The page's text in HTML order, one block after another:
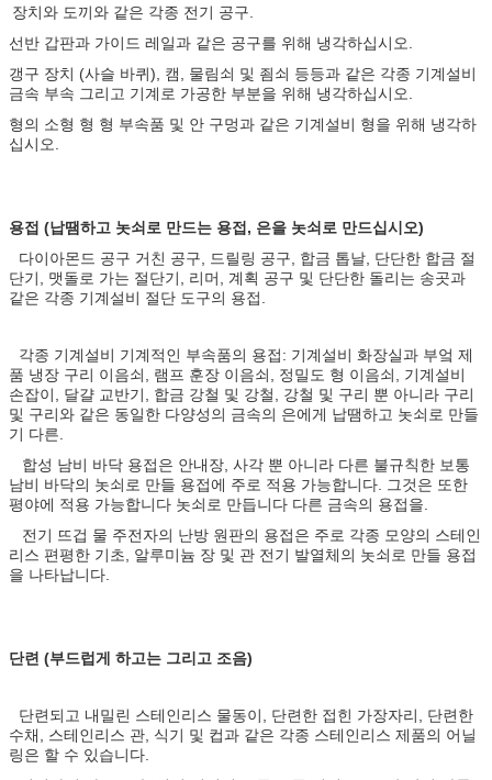
장치와 도끼와 같은 각종 전기 공구.
선반 갑판과 가이드 레일과 같은 공구를 위해 냉각하십시오.
갱구 장치 (사슬 바퀴), 캠, 물림쇠 및 죔쇠 등등과 같은 각종 기계설비
금속 부속 그리고 기계로 가공한 부분을 위해 냉각하십시오.
형의 소형 형 형 부속품 및 안 구멍과 같은 기계설비 형을 위해 냉각하
십시오.
용접 (납땜하고 놋쇠로 만드는 용접, 은을 놋쇠로 만드십시오)
다이아몬드 공구 거친 공구, 드릴링 공구, 합금 톱날, 단단한 합금 절
단기, 맷돌로 가는 절단기, 리머, 계획 공구 및 단단한 돌리는 송곳과
같은 각종 기계설비 절단 도구의 용접.
각종 기계설비 기계적인 부속품의 용접: 기계설비 화장실과 부엌 제
품 냉장 구리 이음쇠, 램프 훈장 이음쇠, 정밀도 형 이음쇠, 기계설비
손잡이, 달걀 교반기, 합금 강철 및 강철, 강철 및 구리 뿐 아니라 구리
및 구리와 같은 동일한 다양성의 금속의 은에게 납땜하고 놋쇠로 만들
기 다른.
합성 남비 바닥 용접은 안내장, 사각 뿐 아니라 다른 불규칙한 보통
남비 바닥의 놋쇠로 만들 용접에 주로 적용 가능합니다. 그것은 또한
평야에 적용 가능합니다 놋쇠로 만듭니다 다른 금속의 용접을.
전기 뜨겁 물 주전자의 난방 원판의 용접은 주로 각종 모양의 스테인
리스 편평한 기초, 알루미늄 장 및 관 전기 발열체의 놋쇠로 만들 용접
을 나타납니다.
단련 (부드럽게 하고는 그리고 조음)
단련되고 내밀린 스테인리스 물동이, 단련한 접힌 가장자리, 단련한
수채, 스테인리스 관, 식기 및 컵과 같은 각종 스테인리스 제품의 어닐
링은 할 수 있습니다.